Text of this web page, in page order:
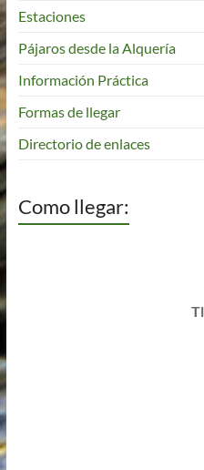
Estaciones
Pájaros desde la Alquería
Información Práctica
Formas de llegar
Directorio de enlaces
Como llegar: